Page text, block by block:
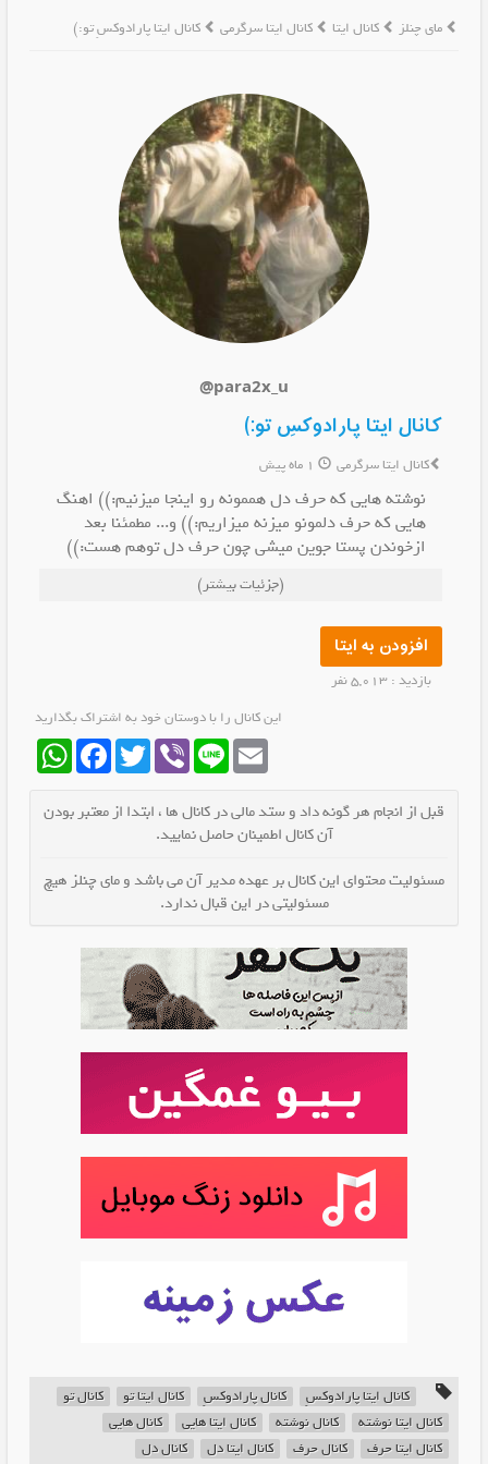
مای چنلز کانال ایتا کانال ایتا سرگرمی کانال ایتا پارادوکسِ تو:)
@para2x_u
کانال ایتا پارادوکسِ تو:)
کانال ایتا سرگرمی
نوشته هایی که حرف دل هممونه رو اینجا میزنیم:)) اهنگ
هایی که حرف دلمونو میزنه میزاریم:)) و... مطمئنا بعد
ازخوندن پستا جوین میشی چون حرف دل توهم هست:))
(جزئیات بیشتر)
افزودن به ایتا
بازدید : 5,013 نفر
این کانال را با دوستان خود به اشتراک بگذارید
WhatsAppFacebookTwitter Viber Line Email
قبل از انجام هر گونه داد و ستد مالی در کانال ها ، ابتدا از معتبر بودن
آن کانال اطمینان حاصل نمایید.
مسئولیت محتوای این کانال بر عهده مدیر آن می باشد و مای چنلز هیچ
مسئولیتی در این قبال ندارد.
کانال ایتا پارادوکسِ کانال پارادوکسِ کانال ایتا تو
کانال تو
کانال ایتا نوشته
کانال نوشته کانال ایتا هایی
کانال هایی
کانال ایتا حرف
کانال حرف کانال ایتا دل کانال دل